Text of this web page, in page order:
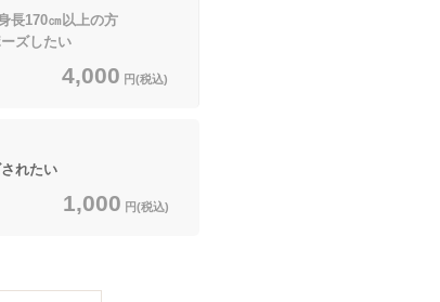
長170㎝以上の方
ズしたい
4,000 円(税込)
れたい
1,000 円(税込)